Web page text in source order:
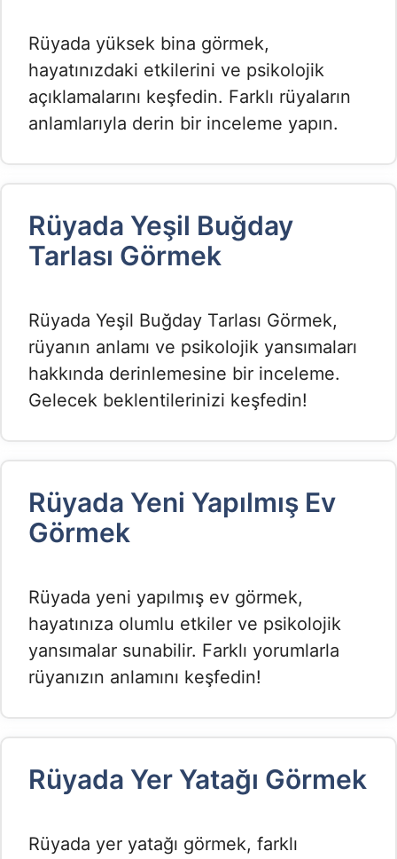
Rüyada yüksek bina görmek,
hayatınızdaki etkilerini ve psikolojik
açıklamalarını keşfedin. Farklı rüyaların
anlamlarıyla derin bir inceleme yapın.
Rüyada Yeşil Buğday
Tarlası Görmek​
Rüyada Yeşil Buğday Tarlası Görmek,
rüyanın anlamı ve psikolojik yansımaları
hakkında derinlemesine bir inceleme.
Gelecek beklentilerinizi keşfedin!
Rüyada Yeni Yapılmış Ev
Görmek​
Rüyada yeni yapılmış ev görmek,
hayatınıza olumlu etkiler ve psikolojik
yansımalar sunabilir. Farklı yorumlarla
rüyanızın anlamını keşfedin!
Rüyada Yer Yatağı Görmek​
Rüyada yer yatağı görmek, farklı